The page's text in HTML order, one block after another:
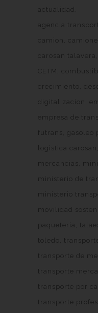
actualidad
agencia
camion
camiones
carosan talavera
CETM
crecimiento
digitalizacion
empresa de
futrans
gasoleo
logistica carosan
mercancias
ministerio de
ministerio
movilidad
paqueteria
toledo
transporte
transporte de
transporte
transporte por
transporte